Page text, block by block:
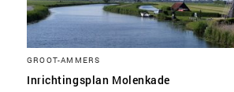
GROOT-AMMERS
Inrichtingsplan Molenkade